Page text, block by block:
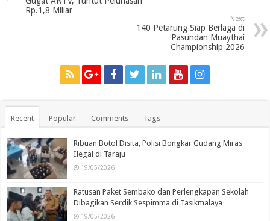
Rp.1,8 Miliar
Next
140 Petarung Siap Berlaga di
Pasundan Muaythai
Championship 2026
Recent Popular Comments Tags
Ribuan Botol Disita, Polisi Bongkar Gudang Miras
Ilegal di Taraju
19/05/2026
Ratusan Paket Sembako dan Perlengkapan Sekolah
Dibagikan Serdik Sespimma di Tasikmalaya
19/05/2026